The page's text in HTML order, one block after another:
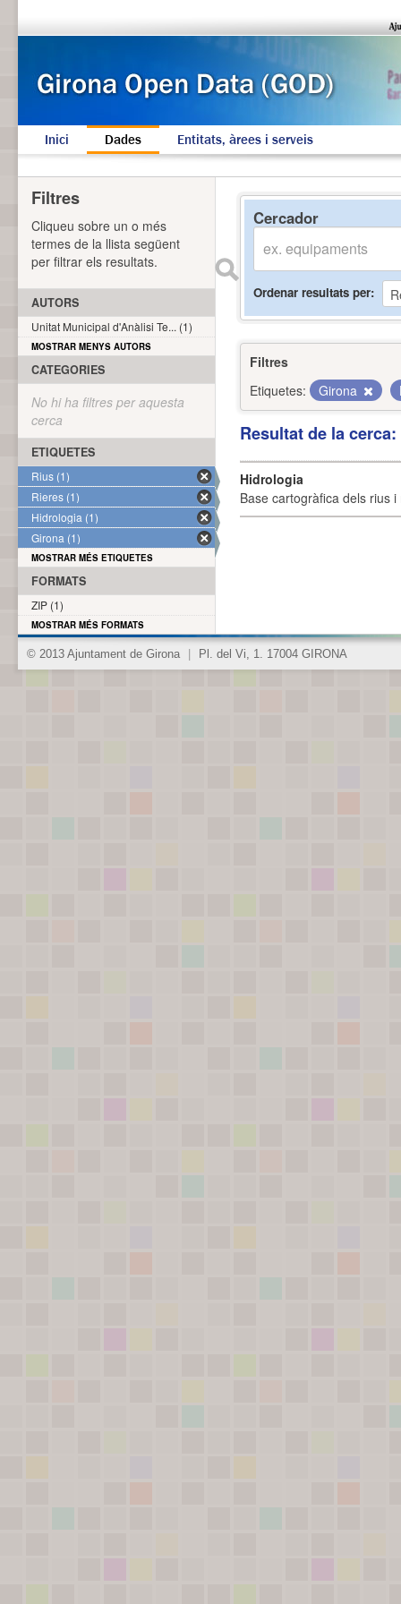
Inici Dades Entitats, àrees i serveis
Cercador
Ordenar resultats per
Filtres
Etiquetes:
Girona
Resultat de la
Hidrologia
Base cartogràfica dels rius
Filtres
Cliqueu sobre un o més
termes de la llista següent
per filtrar els resultats.
AUTORS
Unitat Municipal d'Anàlisi Te... (1)
MOSTRAR MENYS AUTORS
CATEGORIES
No hi ha filtres per aquesta
cerca
ETIQUETES
Rius (1)
Rieres (1)
Hidrologia (1)
Girona (1)
MOSTRAR MÉS ETIQUETES
FORMATS
ZIP (1)
MOSTRAR MÉS FORMATS
© 2013 Ajuntament de Girona Pl. del Vi, 1. 17004 GIRONA